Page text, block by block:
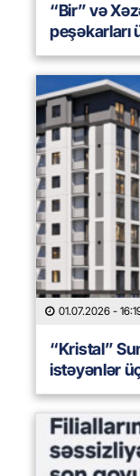
“Bir” və
peşəkarları
01.07.2026 -
“Kristal”
istəyənlər